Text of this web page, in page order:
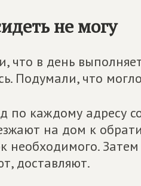
не могу
что в день
Подумали, что
по каждому адресу
на дом к
необходимого.
доставляют.